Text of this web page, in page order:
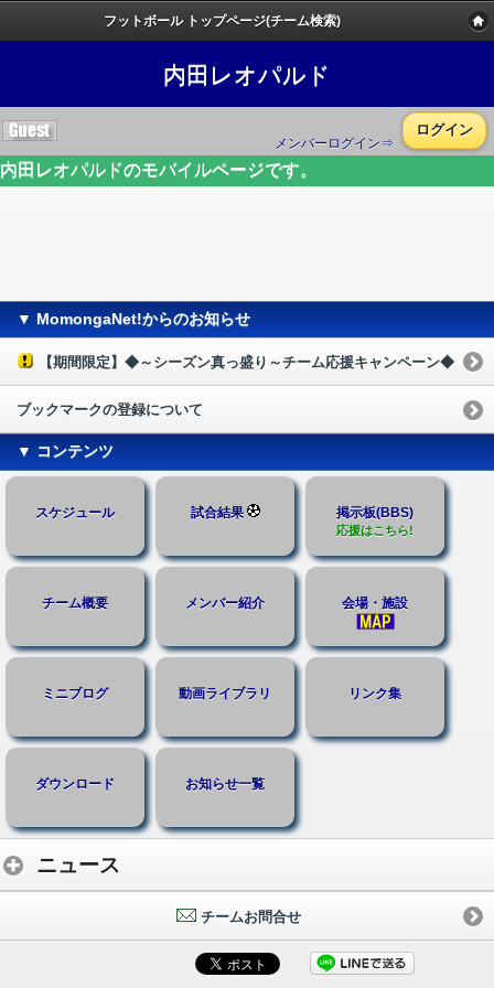
フットボール トップページ(チーム検索)
内田レオパルド
メンバーログイン⇒
ログイン
内田レオパルドのモバイルページです。
▼ MomongaNet!からのお知らせ
【期間限定】◆～シーズン真っ盛り～チーム応援キャンペーン◆
ブックマークの登録について
▼ コンテンツ
スケジュール 試合結果 掲示板(BBS)
応援はこちら!
チーム概要 メンバー紹介 会場・施設
ミニブログ 動画ライブラリ リンク集
ダウンロード お知らせ一覧
ニュース
チームお問合せ